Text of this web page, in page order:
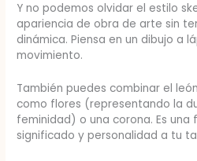
Y no podemos olvidar el estilo
apariencia de obra de arte sin
dinámica. Piensa en un dibujo a
movimiento.
También puedes combinar el
como flores (representando la
feminidad) o una corona. Es
significado y personalidad a tu